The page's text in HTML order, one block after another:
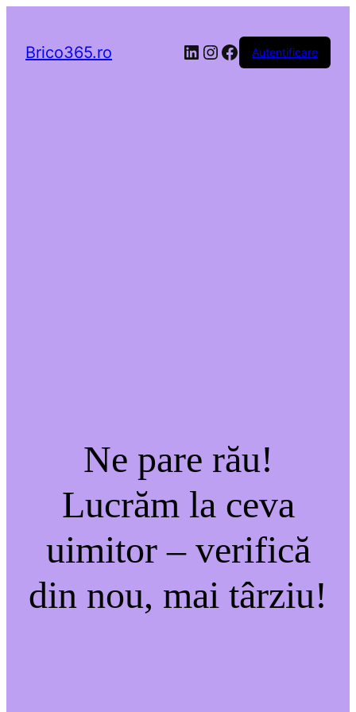
Brico365.ro LinkedIn
Instagram
Facebook
Autentificare
Ne pare rău!
Lucrăm la ceva
uimitor – verifică
din nou, mai târziu!